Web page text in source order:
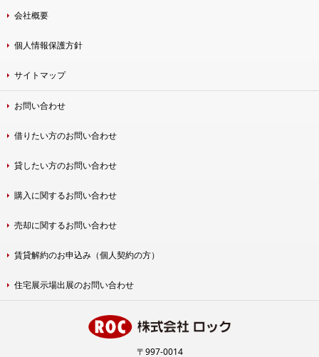
会社概要
個人情報保護方針
サイトマップ
お問い合わせ
借りたい方のお問い合わせ
貸したい方のお問い合わせ
購入に関するお問い合わせ
売却に関するお問い合わせ
賃貸解約のお申込み（個人契約の方）
住宅展示場出展のお問い合わせ
〒997-0014